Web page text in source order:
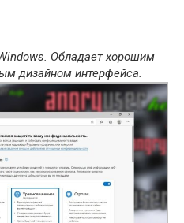
Обладает хорошим
дизайном интерфейса.